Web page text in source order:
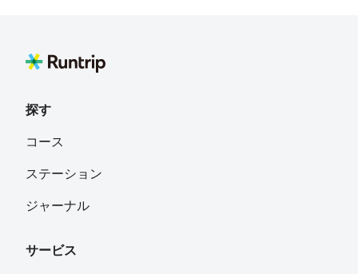
Kaori Sodeyama
宮城県仙台市
伊藤浩二
探す
コース
ステーション
ジャーナル
サービス